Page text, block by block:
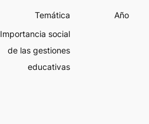
Temática
Año
Importancia social
de las gestiones
educativas